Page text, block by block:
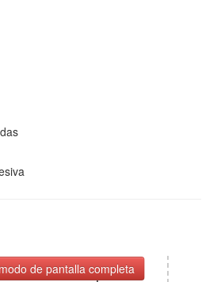
de pantalla completa